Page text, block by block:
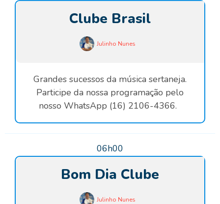
Clube Brasil
Julinho Nunes
Grandes sucessos da música sertaneja.
Participe da nossa programação pelo
nosso WhatsApp (16) 2106-4366.
06h00
Bom Dia Clube
Julinho Nunes